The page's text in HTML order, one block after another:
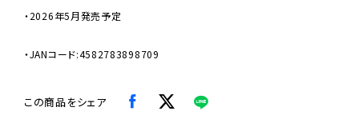
・2026年5月発売予定
・JANコード:4582783898709
この商品をシェア